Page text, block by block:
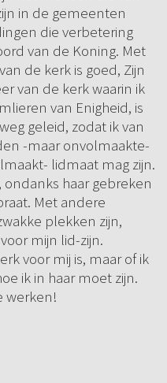
in de gemeenten
die verbetering
van de Koning. Met
de kerk is goed, Zijn
van de kerk waarin ik
van Enigheid, is
geleid, zodat ik van
-maar onvolmaakte-
lidmaat mag zijn.
haar gebreken
Met andere
plekken zijn,
mijn lid-zijn.
voor mij is, maar of ik
ik in haar moet zijn.
werken!